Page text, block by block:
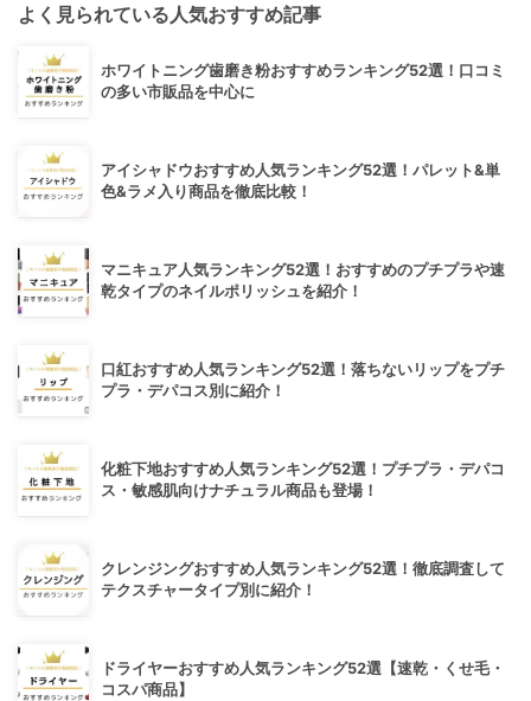
よく見られている人気おすすめ記事
ホワイトニング歯磨き粉おすすめランキング52選！口コミ
の多い市販品を中心に
アイシャドウおすすめ人気ランキング52選！パレット&単
色&ラメ入り商品を徹底比較！
マニキュア人気ランキング52選！おすすめのプチプラや速
乾タイプのネイルポリッシュを紹介！
口紅おすすめ人気ランキング52選！落ちないリップをプチ
プラ・デパコス別に紹介！
化粧下地おすすめ人気ランキング52選！プチプラ・デパコ
ス・敏感肌向けナチュラル商品も登場！
クレンジングおすすめ人気ランキング52選！徹底調査して
テクスチャータイプ別に紹介！
ドライヤーおすすめ人気ランキング52選【速乾・くせ毛・
コスパ商品】